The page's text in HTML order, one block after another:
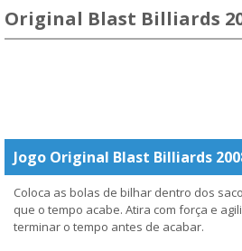
Original Blast Billiards
Jogo Original Blast Billiards
Coloca as bolas de bilhar dentro dos
que o tempo acabe. Atira com força e
terminar o tempo antes de acabar.